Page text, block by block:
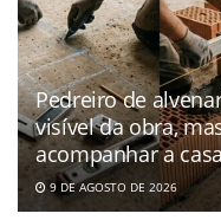
Pedreiro de
visível da obra,
acompanhar a
9 DE AGOSTO DE 2026